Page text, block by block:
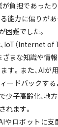
が負担であった
能力に偏りがあ
困難でした。
、IoT（Internet
ざまな知識や情
す。また、AIが
ードバックする
少子高齢化、地
れます。
AIやロボットに